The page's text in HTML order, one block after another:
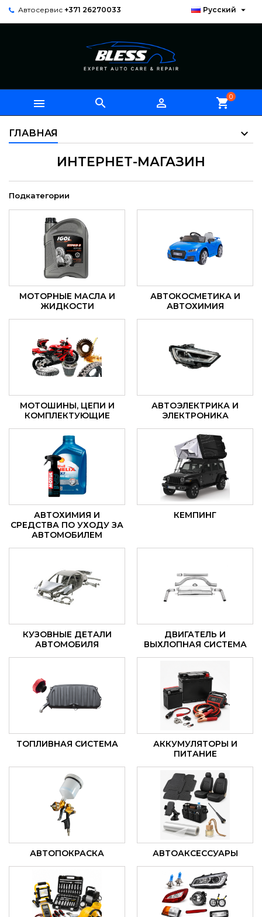
Автосервис +371 26270033 Русский 
   shopping_cart0
ГЛАВНАЯ
ИНТЕРНЕТ-МАГАЗИН
Подкатегории
МОТОРНЫЕ МАСЛА И
ЖИДКОСТИ
АВТОКОСМЕТИКА И
АВТОХИМИЯ
МОТОШИНЫ, ЦЕПИ И
КОМПЛЕКТУЮЩИЕ
АВТОЭЛЕКТРИКА И
ЭЛЕКТРОНИКА
АВТОХИМИЯ И
СРЕДСТВА ПО УХОДУ ЗА
АВТОМОБИЛЕМ
КЕМПИНГ
КУЗОВНЫЕ ДЕТАЛИ
АВТОМОБИЛЯ
ДВИГАТЕЛЬ И
ВЫХЛОПНАЯ СИСТЕМА
ТОПЛИВНАЯ СИСТЕМА
АККУМУЛЯТОРЫ И
ПИТАНИЕ
АВТОПОКРАСКА АВТОАКСЕССУАРЫ